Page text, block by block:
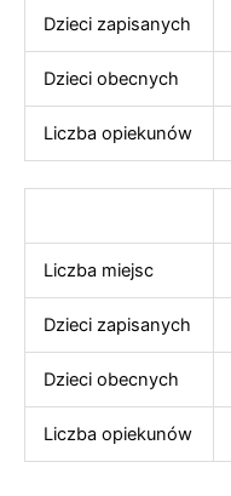
Dzieci zapisanych
Dzieci obecnych
Liczba opiekunów
Liczba miejsc
Dzieci zapisanych
Dzieci obecnych
Liczba opiekunów